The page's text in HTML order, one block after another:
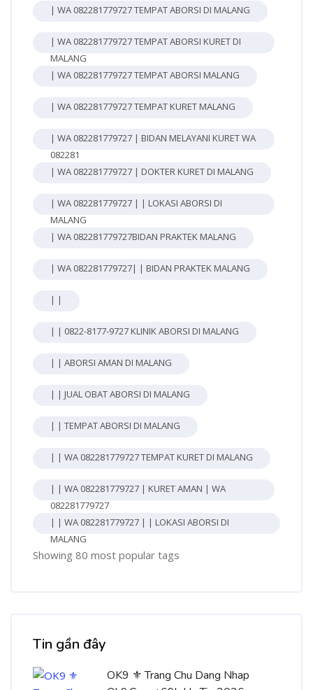
| WA 082281779727 TEMPAT ABORSI DI MALANG
| WA 082281779727 TEMPAT ABORSI KURET DI
MALANG
| WA 082281779727 TEMPAT ABORSI MALANG
| WA 082281779727 TEMPAT KURET MALANG
| WA 082281779727 | BIDAN MELAYANI KURET WA
082281
| WA 082281779727 | DOKTER KURET DI MALANG
| WA 082281779727 | | LOKASI ABORSI DI
MALANG
| WA 082281779727BIDAN PRAKTEK MALANG
| WA 082281779727| | BIDAN PRAKTEK MALANG
| |
| | 0822-8177-9727 KLINIK ABORSI DI MALANG
| | ABORSI AMAN DI MALANG
| | JUAL OBAT ABORSI DI MALANG
| | TEMPAT ABORSI DI MALANG
| | WA 082281779727 TEMPAT KURET DI MALANG
| | WA 082281779727 | KURET AMAN | WA
082281779727
| | WA 082281779727 | | LOKASI ABORSI DI
MALANG
Showing 80 most popular tags
Tin gần đây
OK9 ⚜️ Trang Chu Dang Nhap